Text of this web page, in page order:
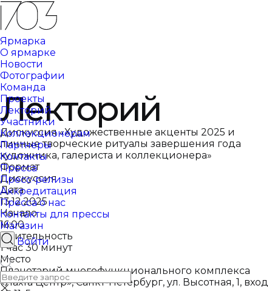
Ярмарка
О ярмарке
Новости
Фотографии
Команда
Проекты
Лекторий
Участники
Коллекционерам
Партнеры
Контакты
Пресса
Пресс-релизы
Аккредитация
Пресса о нас
Контакты для прессы
Магазин
Войти
Лекторий
Дискуссия «Художественные акценты 2025 и
личные творческие ритуалы завершения года
художника, галериста и коллекционера»
Формат
Дискуссия
Дата
13.12.2025
Начало
16:00
Длительность
1 час 30 минут
Место
Планетарий многофункционального комплекса
«Лахта Центр», Санкт-Петербург, ул. Высотная, 1, вход